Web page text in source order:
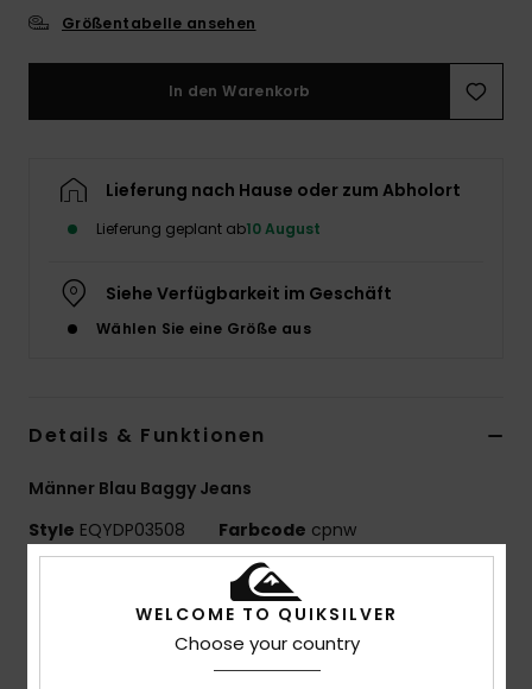
Größentabelle ansehen
In den Warenkorb
Lieferung nach Hause oder zum Abholort
Lieferung geplant ab10 August
Siehe Verfügbarkeit im Geschäft
Wählen Sie eine Größe aus
Details & Funktionen
Männer Blau Baggy Jeans
Style EQYDP03508 Farbcode cpnw
100% Bio-Baumwoll-Denim [15 Oz.]
WELCOME TO QUIKSILVER
Choose your country